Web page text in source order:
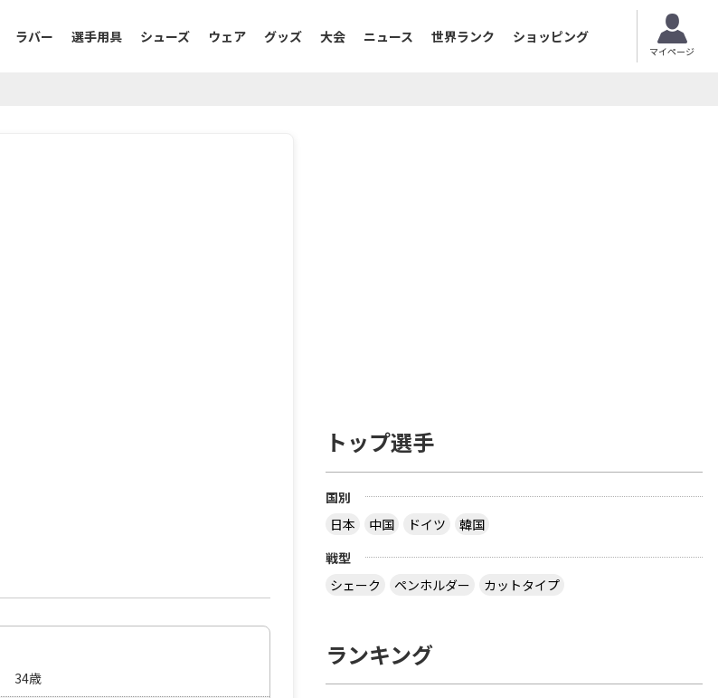
ラバー 選手用具 シューズ ウェア グッズ 大会 ニュース 世界ランク ショッピング
マイページ
34歳
トップ選手
国別
日本
中国 ドイツ
韓国
戦型
シェーク
ペンホルダー カットタイプ
ランキング